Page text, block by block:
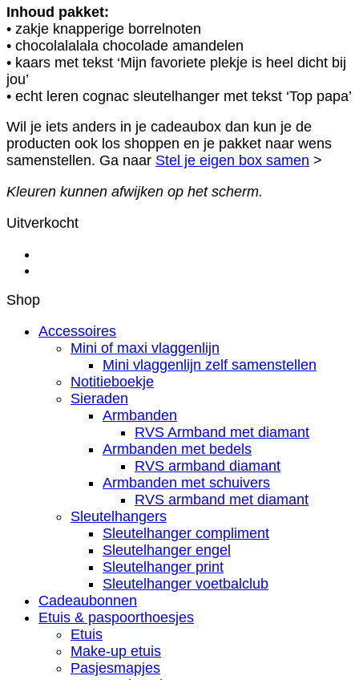
Inhoud pakket:
• zakje knapperige borrelnoten
• chocolalalala chocolade amandelen
• kaars met tekst ‘Mijn favoriete plekje is heel dicht bij
jou’
• echt leren cognac sleutelhanger met tekst ‘Top papa’
Wil je iets anders in je cadeaubox dan kun je de
producten ook los shoppen en je pakket naar wens
samenstellen. Ga naar Stel je eigen box samen >
Kleuren kunnen afwijken op het scherm.
Uitverkocht
Shop
Accessoires
Mini of maxi vlaggenlijn
Mini vlaggenlijn zelf samenstellen
Notitieboekje
Sieraden
Armbanden
RVS Armband met diamant
Armbanden met bedels
RVS armband diamant
Armbanden met schuivers
RVS armband met diamant
Sleutelhangers
Sleutelhanger compliment
Sleutelhanger engel
Sleutelhanger print
Sleutelhanger voetbalclub
Cadeaubonnen
Etuis & paspoorthoesjes
Etuis
Make-up etuis
Pasjesmapjes